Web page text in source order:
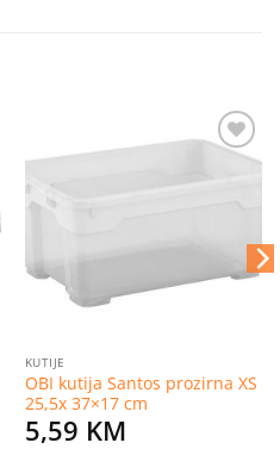
KUTIJE
OBI kutija Santos prozirna XS
25,5x 37×17 cm
5,59 KM